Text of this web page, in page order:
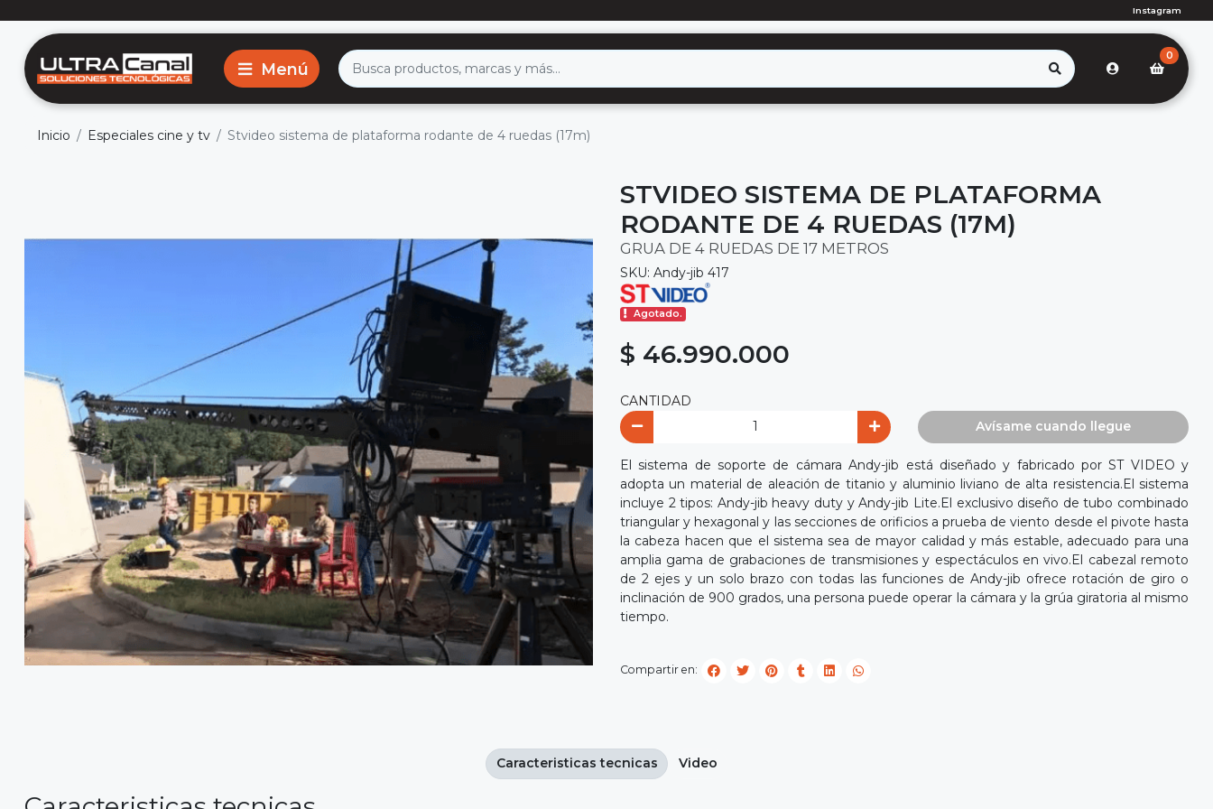
Instagram
0
Inicio Especiales cine y tv Stvideo sistema de plataforma rodante de 4 ruedas (17m)
STVIDEO SISTEMA DE PLATAFORMA
RODANTE DE 4 RUEDAS (17M)
GRUA DE 4 RUEDAS DE 17 METROS
SKU: Andy-jib 417
Agotado.
$ 46.990.000
CANTIDAD
Avísame cuando llegue
El sistema de soporte de cámara Andy-jib está diseñado y fabricado por ST VIDEO y
adopta un material de aleación de titanio y aluminio liviano de alta resistencia.El sistema
incluye 2 tipos: Andy-jib heavy duty y Andy-jib Lite.El exclusivo diseño de tubo combinado
triangular y hexagonal y las secciones de orificios a prueba de viento desde el pivote hasta
la cabeza hacen que el sistema sea de mayor calidad y más estable, adecuado para una
amplia gama de grabaciones de transmisiones y espectáculos en vivo.El cabezal remoto
de 2 ejes y un solo brazo con todas las funciones de Andy-jib ofrece rotación de giro o
inclinación de 900 grados, una persona puede operar la cámara y la grúa giratoria al mismo
tiempo.
Compartir en:
Caracteristicas tecnicas Video